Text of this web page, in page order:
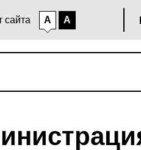
сайта A A